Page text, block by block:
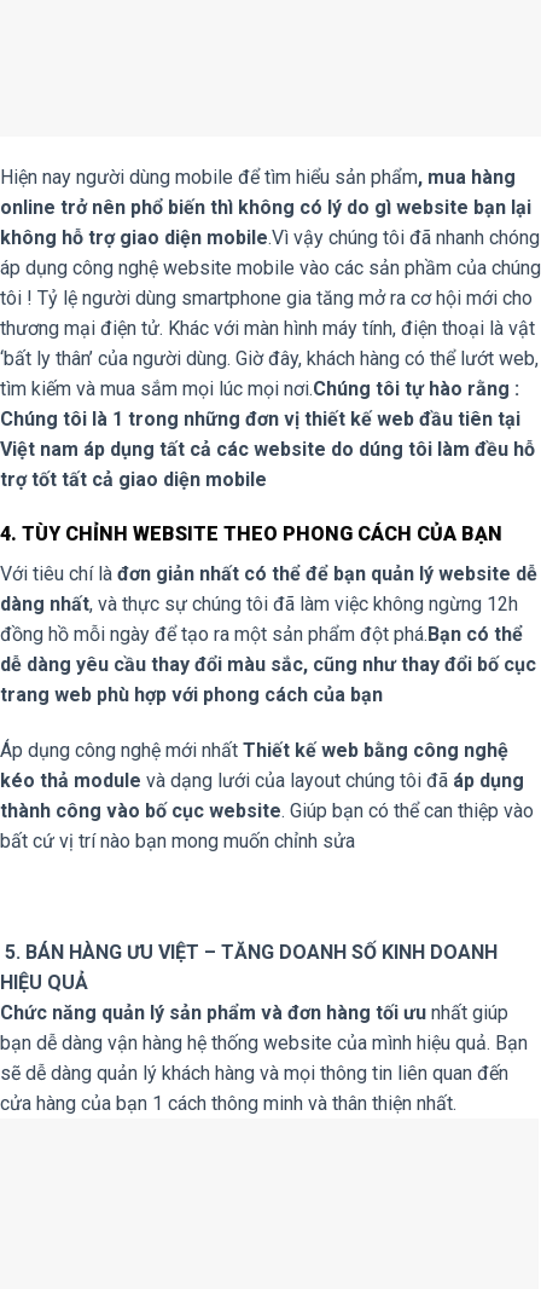
Hiện nay người dùng mobile để tìm hiểu sản phẩm, mua hàng
online trở nên phổ biến thì không có lý do gì website bạn lại
không hỗ trợ giao diện mobile.Vì vậy chúng tôi đã nhanh chóng
áp dụng công nghệ website mobile vào các sản phầm của chúng
tôi ! Tỷ lệ người dùng smartphone gia tăng mở ra cơ hội mới cho
thương mại điện tử. Khác với màn hình máy tính, điện thoại là vật
‘bất ly thân’ của người dùng. Giờ đây, khách hàng có thể lướt web,
tìm kiếm và mua sắm mọi lúc mọi nơi.Chúng tôi tự hào rằng :
Chúng tôi là 1 trong những đơn vị thiết kế web đầu tiên tại
Việt nam áp dụng tất cả các website do dúng tôi làm đều hỗ
trợ tốt tất cả giao diện mobile
4. TÙY CHỈNH WEBSITE THEO PHONG CÁCH CỦA BẠN
Với tiêu chí là đơn giản nhất có thể để bạn quản lý website dễ
dàng nhất, và thực sự chúng tôi đã làm việc không ngừng 12h
đồng hồ mỗi ngày để tạo ra một sản phẩm đột phá. Bạn có thể
dễ dàng yêu cầu thay đổi màu sắc, cũng như thay đổi bố cục
trang web phù hợp với phong cách của bạn
Áp dụng công nghệ mới nhất Thiết kế web bằng công nghệ
kéo thả module và dạng lưới của layout chúng tôi đã áp dụng
thành công vào bố cục website. Giúp bạn có thể can thiệp vào
bất cứ vị trí nào bạn mong muốn chỉnh sửa
5. BÁN HÀNG ƯU VIỆT – TĂNG DOANH SỐ KINH DOANH
HIỆU QUẢ
Chức năng quản lý sản phẩm và đơn hàng tối ưu nhất giúp
bạn dễ dàng vận hàng hệ thống website của mình hiệu quả. Bạn
sẽ dễ dàng quản lý khách hàng và mọi thông tin liên quan đến
cửa hàng của bạn 1 cách thông minh và thân thiện nhất.